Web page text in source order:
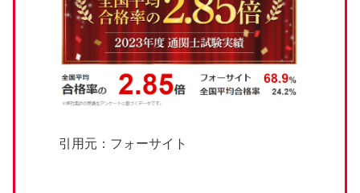
引用元：フォーサイト